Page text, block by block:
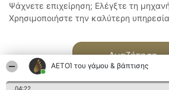
ΑΕΤΟΊ του γάμου & βάπτισης
04:22
Ψάχνετε επιχείρηση; Ελέγξτε τη
Χρησιμοποιήστε την καλύτερη υπηρεσία
Αναζήτηση